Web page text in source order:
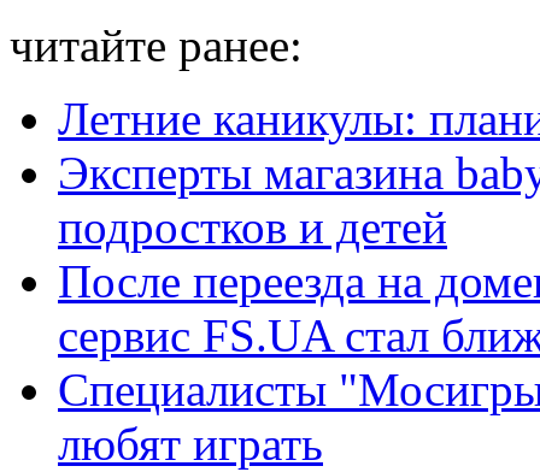
читайте ранее:
Летние каникулы:
Эксперты магазина
подростков и детей
После переезда на
сервис FS.UA стал
Специалисты
любят играть